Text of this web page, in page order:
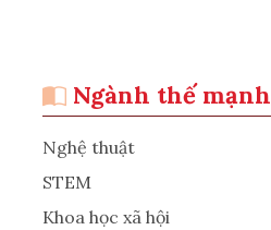
Ngành thế mạnh
Nghệ thuật
STEM
Khoa học xã hội